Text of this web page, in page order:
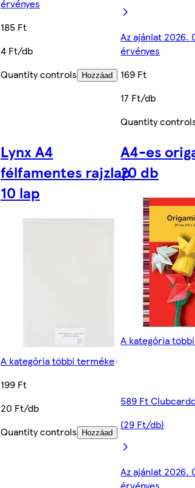
érvényes
185 Ft
4 Ft/db
Quantity controls
Hozzáad
Az ajánlat 2026.
érvényes
169 Ft
17 Ft/db
Quantity
Lynx A4
félfamentes rajzlap
10 lap
A kategória többi terméke
199 Ft
20 Ft/db
Quantity controls
Hozzáad
A4-es
20 db
A kategória
589 Ft
(29 Ft/db)
Az ajánlat 2026.
érvényes